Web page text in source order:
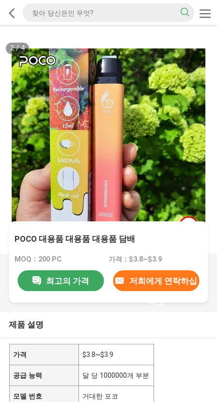
2/4
POCO 대용품 대용품 대용품 담배
MOQ：200 PC 가격：$3.8~$3.9
최고의 가격 저희에게 연락하십
시오
제품 설명
가격 $3.8~$3.9
공급 능력 달 당 1000000개 부분
모델 번호 거대한 포코